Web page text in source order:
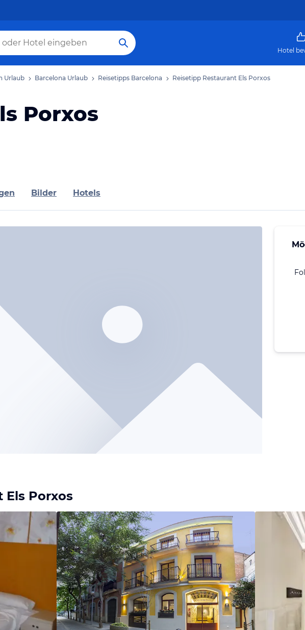
Hotel
Urlaub Barcelona Urlaub Reisetipps Barcelona Reisetipp Restaurant Els Porxos
Porxos
Bilder Hotels
Els Porxos